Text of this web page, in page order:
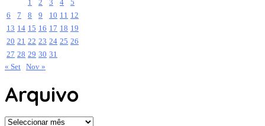
1
2 3 4
5
6
7 8 9 10 11 12
13 14 15 16 17 18 19
20 21 22 23 24 25 26
27 28 29 30 31
« Set Nov »
Arquivo
Arquivo